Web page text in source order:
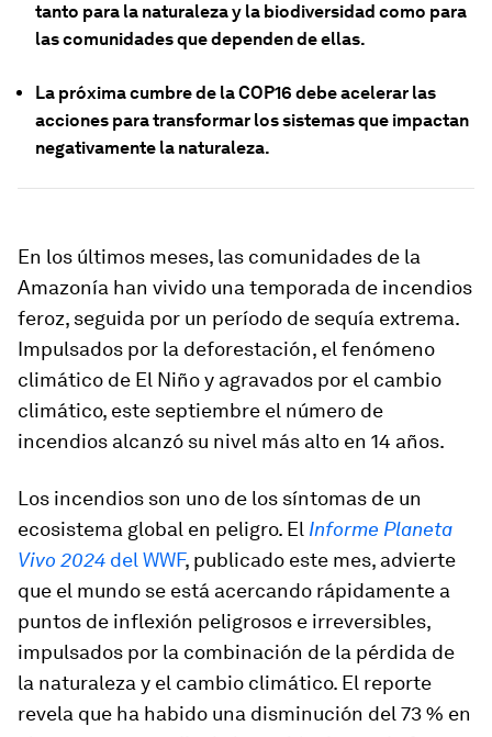
tanto para la naturaleza y la biodiversidad como para
las comunidades que dependen de ellas.
La próxima cumbre de la COP16 debe acelerar las
acciones para transformar los sistemas que impactan
negativamente la naturaleza.
En los últimos meses, las comunidades de la
Amazonía han vivido una temporada de incendios
feroz, seguida por un período de sequía extrema.
Impulsados por la deforestación, el fenómeno
climático de El Niño y agravados por el cambio
climático, este septiembre el número de
incendios alcanzó su nivel más alto en 14 años.
Los incendios son uno de los síntomas de un
ecosistema global en peligro. El Informe Planeta
Vivo 2024 del WWF, publicado este mes, advierte
que el mundo se está acercando rápidamente a
puntos de inflexión peligrosos e irreversibles,
impulsados por la combinación de la pérdida de
la naturaleza y el cambio climático. El reporte
revela que ha habido una disminución del 73 % en